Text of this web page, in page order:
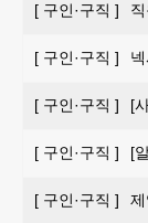
[ 구인·구직 ]
[ 구인·구직 ]
[ 구인·구직 ] [
[ 구인·구직 ] [
[ 구인·구직 ]